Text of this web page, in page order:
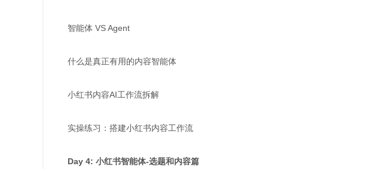
智能体 VS Agent
什么是真正有用的内容智能体
小红书内容AI工作流拆解
实操练习：搭建小红书内容工作流
Day 4: 小红书智能体-选题和内容篇